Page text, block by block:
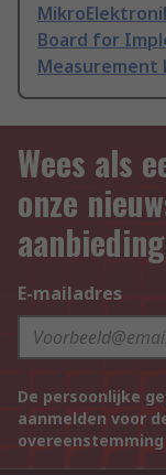
Board for
Measurement
Wees als
onze
E-mailadres
De persoonlijke
aanmelden voor